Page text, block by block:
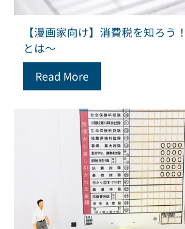
【漫画家向け】消費税を知ろう
とは～
Read More